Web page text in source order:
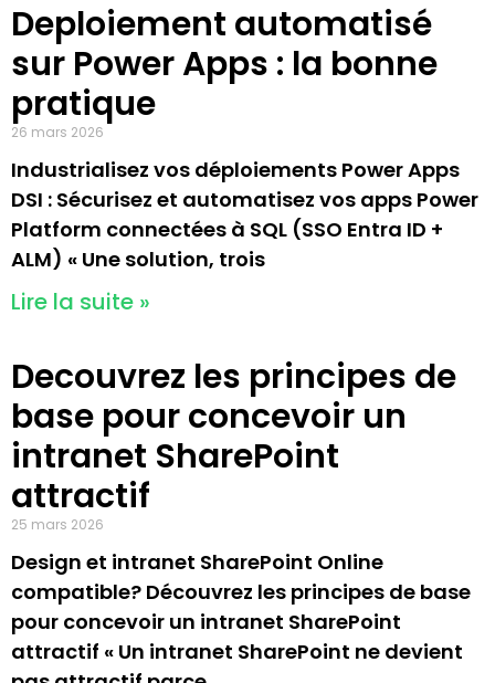
Deploiement automatisé
sur Power Apps : la bonne
pratique
26 mars 2026
Industrialisez vos déploiements Power Apps
DSI : Sécurisez et automatisez vos apps Power
Platform connectées à SQL (SSO Entra ID +
ALM) « Une solution, trois
Lire la suite »
Decouvrez les principes de
base pour concevoir un
intranet SharePoint
attractif
25 mars 2026
Design et intranet SharePoint Online
compatible? Découvrez les principes de base
pour concevoir un intranet SharePoint
attractif « Un intranet SharePoint ne devient